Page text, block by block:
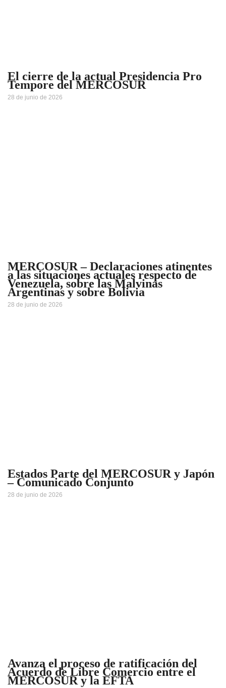
El cierre de la actual Presidencia Pro
Tempore del MERCOSUR
28 de junio de 2026
MERCOSUR – Declaraciones atinentes
a las situaciones actuales respecto de
Venezuela, sobre las Malvinas
Argentinas y sobre Bolivia
28 de junio de 2026
Estados Parte del MERCOSUR y Japón
– Comunicado Conjunto
28 de junio de 2026
Avanza el proceso de ratificación del
Acuerdo de Libre Comercio entre el
MERCOSUR y la EFTA